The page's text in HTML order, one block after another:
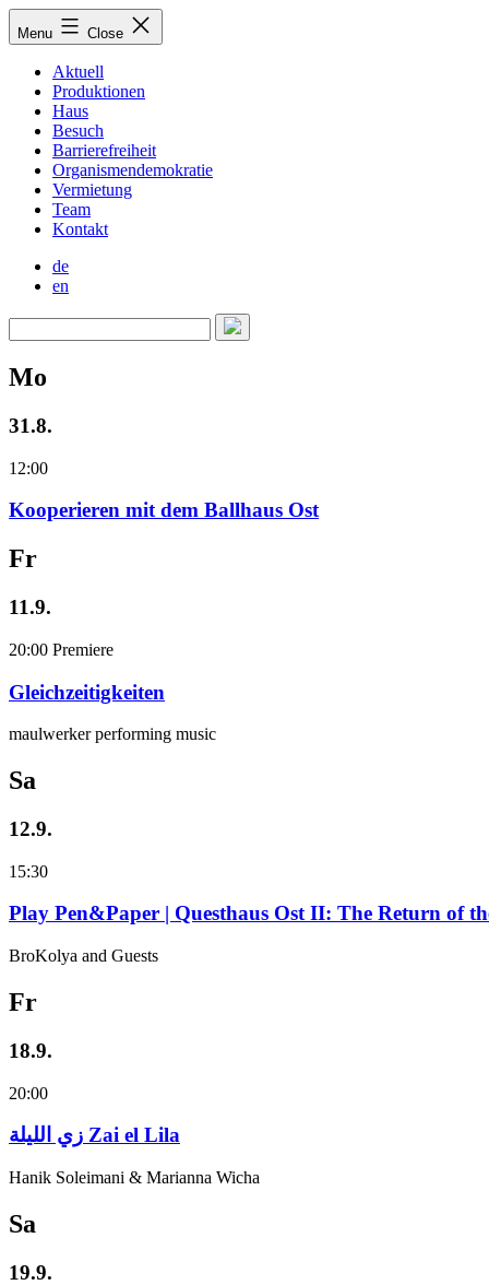
Skip
toMenu Close
Aktuell
Produktionen
Haus
Besuch
Barrierefreiheit
Organismendemokratie
Vermietung
Team
Kontakt
de
en
Mo
31.8.
12:00
Kooperieren mit dem Ballhaus Ost
Fr
11.9.
20:00 Premiere
Gleichzeitigkeiten
maulwerker performing music
Sa
12.9.
15:30
Play Pen&Paper | Questhaus Ost II: The Return of
BroKolya and Guests
Fr
18.9.
20:00
زي‌ اللیلة Zai el Lila
Hanik Soleimani & Marianna Wicha
Sa
19.9.